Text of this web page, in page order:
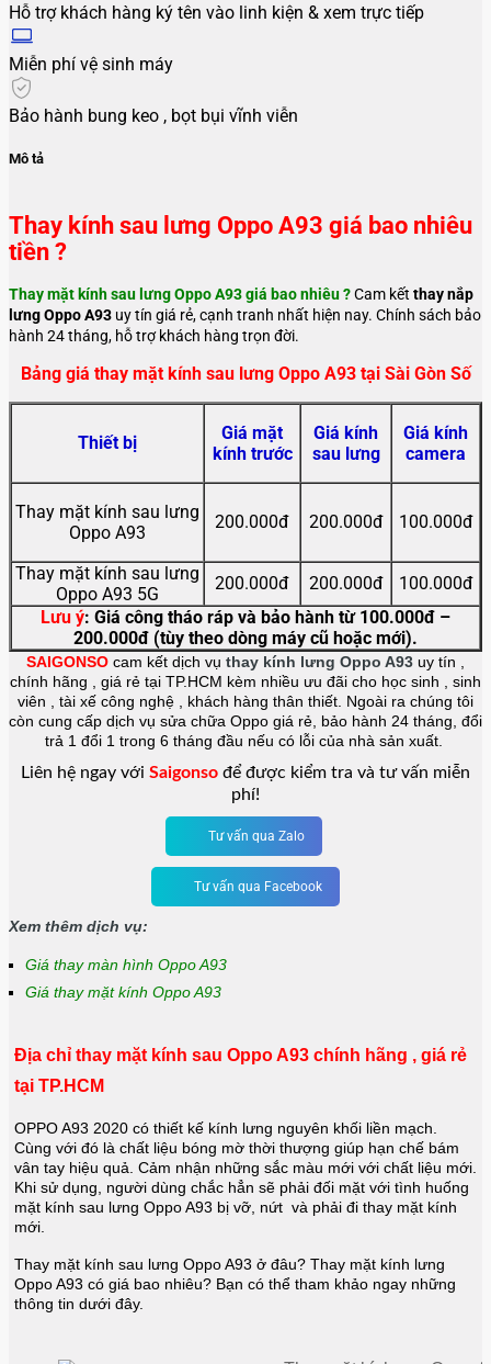
Hỗ trợ khách hàng ký tên vào linh kiện & xem trực tiếp
Miễn phí vệ sinh máy
Bảo hành bung keo , bọt bụi vĩnh viễn
Mô tả
Thay kính sau lưng Oppo A93 giá bao nhiêu
tiền ?
Thay mặt kính sau lưng Oppo A93 giá bao nhiêu ?Cam kết thay nắp
lưng Oppo A93 uy tín giá rẻ, cạnh tranh nhất hiện nay. Chính sách bảo
hành 24 tháng, hỗ trợ khách hàng trọn đời.
Bảng giá thay mặt kính sau lưng Oppo A93 tại Sài Gòn Số
Thiết bị
Giá mặt
kính trước
Giá kính
sau lưng
Giá kính
camera
Thay mặt kính sau lưng
Oppo A93
200.000đ 200.000đ 100.000đ
Thay mặt kính sau lưng
Oppo A93 5G
200.000đ 200.000đ
100.000đ
Lưu ý: Giá công tháo ráp và bảo hành từ 100.000đ –
200.000đ (tùy theo dòng máy cũ hoặc mới).
SAIGONSO cam kết dịch vụ thay kính lưng Oppo A93 uy tín ,
chính hãng , giá rẻ tại TP.HCM kèm nhiều ưu đãi cho học sinh , sinh
viên , tài xế công nghệ , khách hàng thân thiết. Ngoài ra chúng tôi
còn cung cấp dịch vụ sửa chữa Oppo giá rẻ, bảo hành 24 tháng, đổi
trả 1 đổi 1 trong 6 tháng đầu nếu có lỗi của nhà sản xuất.
Liên hệ ngay với Saigonso để được kiểm tra và tư vấn miễn
phí!
Tư vấn qua Zalo
Tư vấn qua Facebook
Xem thêm dịch vụ:
Giá thay màn hình Oppo A93
Giá thay mặt kính Oppo A93
Địa chỉ thay mặt kính sau Oppo A93 chính hãng , giá rẻ
tại TP.HCM
OPPO A93 2020 có thiết kế kính lưng nguyên khối liền mạch.
Cùng với đó là chất liệu bóng mờ thời thượng giúp hạn chế bám
vân tay hiệu quả. Cảm nhận những sắc màu mới với chất liệu mới.
Khi sử dụng, người dùng chắc hẳn sẽ phải đối mặt với tình huống
mặt kính sau lưng Oppo A93 bị vỡ, nứt và phải đi thay mặt kính
mới.
Thay mặt kính sau lưng Oppo A93 ở đâu? Thay mặt kính lưng
Oppo A93 có giá bao nhiêu? Bạn có thể tham khảo ngay những
thông tin dưới đây.